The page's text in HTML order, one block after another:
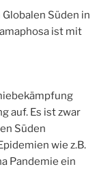
Süden in
ist mit
auf. Es ist zwar
Süden
wie z.B.
Pandemie ein